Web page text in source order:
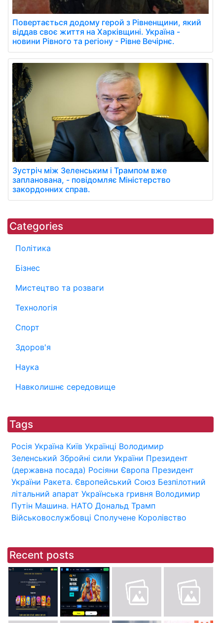
Повертається додому герой з Рівненщини, який
віддав своє життя на Харківщині. Україна -
новини Рівного та регіону - Рівне Вечірнє.
Зустріч між Зеленським і Трампом вже
запланована, - повідомляє Міністерство
закордонних справ.
Categories
Політика
Бізнес
Мистецтво та розваги
Технологія
Спорт
Здоров'я
Наука
Навколишнє середовище
Tags
Росія Україна Київ Українці Володимир
Зеленський Збройні сили України Президент
(державна посада) Росіяни Європа Президент
України Ракета. Європейський Союз Безпілотний
літальний апарат Українська гривня Володимир
Путін Машина. НАТО Дональд Трамп
Військовослужбовці Сполучене Королівство
Recent posts